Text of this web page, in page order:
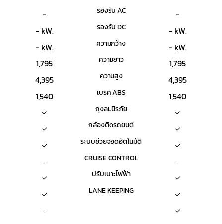
-
- kW.
- kW.
1,795
4,395
1,540
-
-
-
- kW.
- kW.
1,795
4,395
1,540
-
รองรับ AC
รองรับ DC
ความกว้าง
ความยาว
ความสูง
เบรค ABS
ถุงลมนิรภัย
กล้องติดรถยนต์
ระบบช่วยจอดอัตโนมัติ
CRUISE CONTROL
ปรับเบาะไฟฟ้า
LANE KEEPING